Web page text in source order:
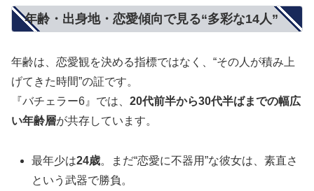
年齢・出身地・恋愛傾向で見る“多彩な14人”
年齢は、恋愛観を決める指標ではなく、“その人が積み上
げてきた時間”の証です。
『バチェラー6』では、 20代前半から30代半ばまでの幅広
い年齢層が共存しています。
最年少は24歳。まだ“恋愛に不器用”な彼女は、素直さ
という武器で勝負。